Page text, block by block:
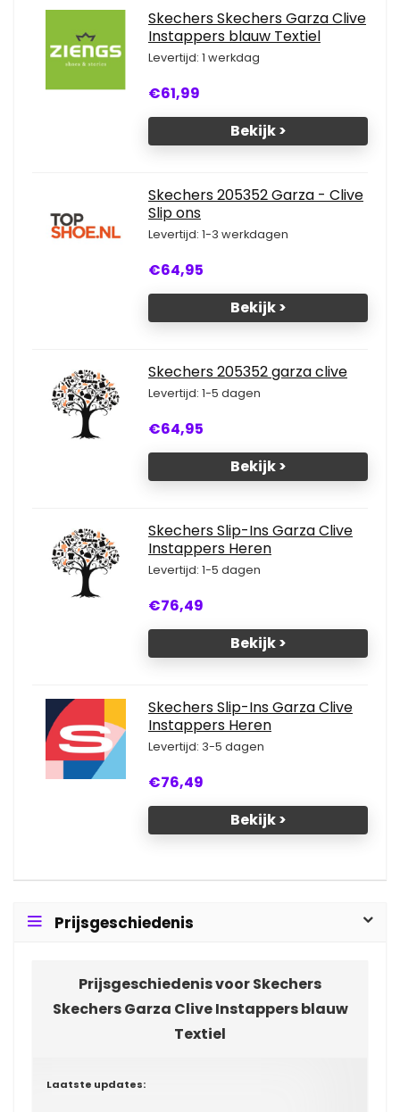
Skechers Skechers Garza Clive
Instappers blauw Textiel
Levertijd: 1 werkdag
€61,99
Bekijk >
Skechers 205352 Garza - Clive
Slip ons
Levertijd: 1-3 werkdagen
€64,95
Bekijk >
Skechers 205352 garza clive
Levertijd: 1-5 dagen
€64,95
Bekijk >
Skechers Slip-Ins Garza Clive
Instappers Heren
Levertijd: 1-5 dagen
€76,49
Bekijk >
Skechers Slip-Ins Garza Clive
Instappers Heren
Levertijd: 3-5 dagen
€76,49
Bekijk >
Prijsgeschiedenis
Prijsgeschiedenis voor Skechers
Skechers Garza Clive Instappers blauw
Textiel
Laatste updates: